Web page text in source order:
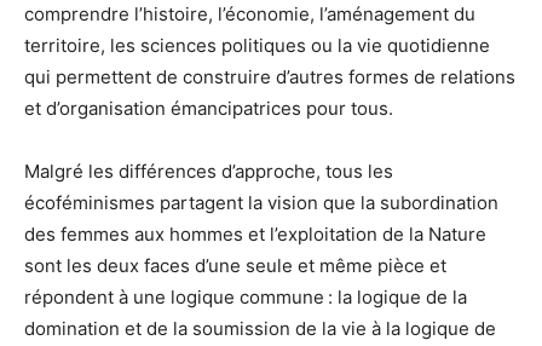
comprendre l’histoire, l’économie, l’aménagement du
territoire, les sciences politiques ou la vie quotidienne
qui permettent de construire d’autres formes de relations
et d’organisation émancipatrices pour tous.
Malgré les différences d’approche, tous les
écoféminismes partagent la vision que la subordination
des femmes aux hommes et l’exploitation de la Nature
sont les deux faces d’une seule et même pièce et
répondent à une logique commune : la logique de la
domination et de la soumission de la vie à la logique de